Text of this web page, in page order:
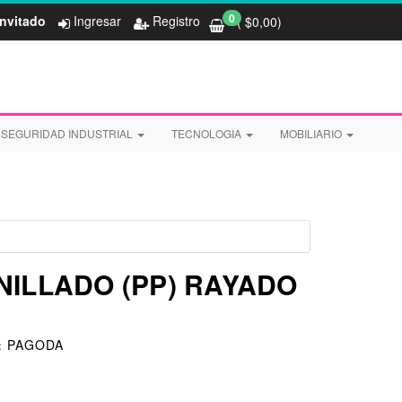
Ingresar Registro 0( $0,00)
SEGURIDAD INDUSTRIAL TECNOLOGIA MOBILIARIO
(PP) RAYADO
PAGODA